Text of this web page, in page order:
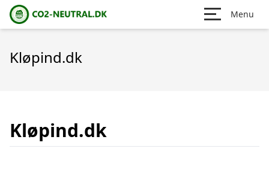
Menu
Kløpind.dk
Kløpind.dk